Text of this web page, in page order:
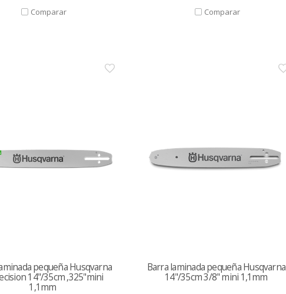
pequeña Husqvarna
14"/35cm ,325"mini
1,1mm
Barra laminada pequeña Husqvarna
14"/35cm 3/8" mini 1,1mm